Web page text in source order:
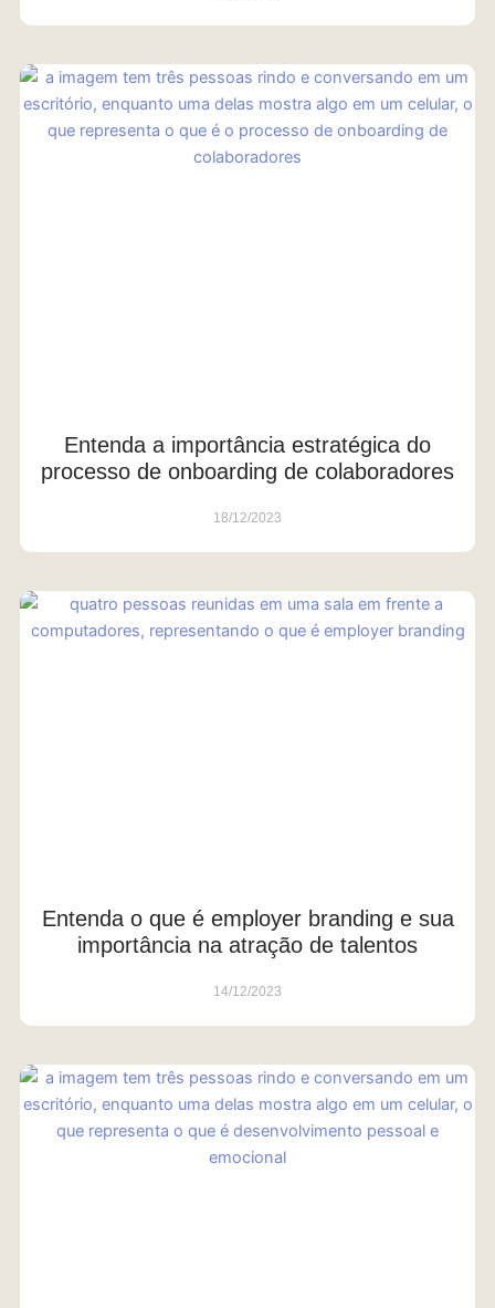
Entenda a importância estratégica do
processo de onboarding de colaboradores
18/12/2023
Entenda o que é employer branding e sua
importância na atração de talentos
14/12/2023